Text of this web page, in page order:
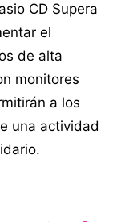
CD Supera
el
de alta
monitores
a los
una actividad